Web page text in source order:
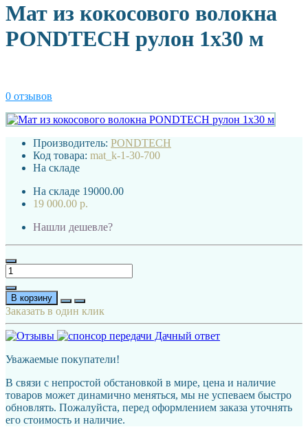
Мат из кокосового волокна
PONDTECH рулон 1х30 м
0 отзывов
Производитель: PONDTECH
Код товара: mat_k-1-30-700
На складе
На складе 19000.00
19 000.00 р.
Нашли дешевле?
В корзину
Заказать в один клик
Уважаемые покупатели!
В связи с непростой обстановкой в мире, цена и наличие
товаров может динамично меняться, мы не успеваем быстро
обновлять. Пожалуйста, перед оформлением заказа уточнять
его стоимость и наличие.